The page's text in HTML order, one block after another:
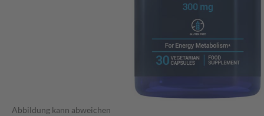
Abbildung kann abweichen